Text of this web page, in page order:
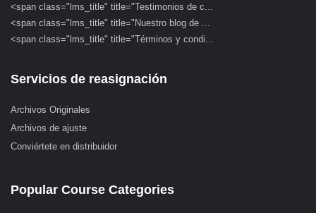
<span class="lms_title" title="Testimonios de c...
<span class="lms_title" title="Nuestro blog de ...
<span class="lms_title" title="Términos y condi...
Servicios de reasignación
Archivos Originales
Archivos de ajuste
Conviértete en distribuidor
Popular Course Categories